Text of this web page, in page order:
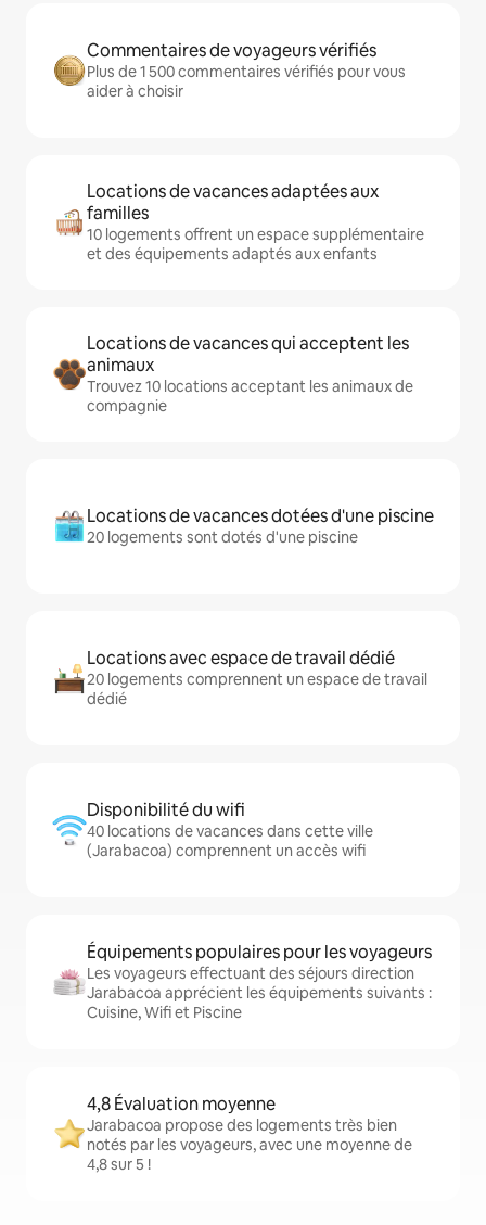
Commentaires de voyageurs vérifiés
Plus de 1 500 commentaires vérifiés pour vous
aider à choisir
Locations de vacances adaptées aux
familles
10 logements offrent un espace supplémentaire
et des équipements adaptés aux enfants
Locations de vacances qui acceptent les
animaux
Trouvez 10 locations acceptant les animaux de
compagnie
Locations de vacances dotées d'une piscine
20 logements sont dotés d'une piscine
Locations avec espace de travail dédié
20 logements comprennent un espace de travail
dédié
Disponibilité du wifi
40 locations de vacances dans cette ville
(Jarabacoa) comprennent un accès wifi
Équipements populaires pour les voyageurs
Les voyageurs effectuant des séjours direction
Jarabacoa apprécient les équipements suivants :
Cuisine, Wifi et Piscine
4,8 Évaluation moyenne
Jarabacoa propose des logements très bien
notés par les voyageurs, avec une moyenne de
4,8 sur 5 !